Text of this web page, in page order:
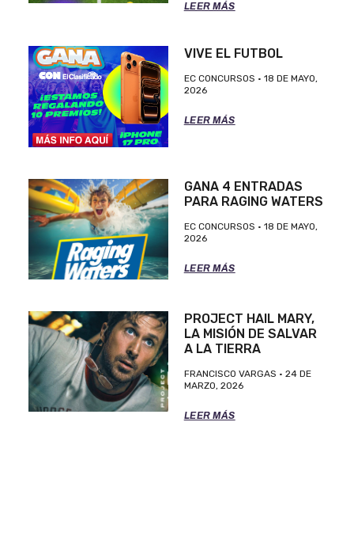
LEER MÁS
VIVE EL FUTBOL
EC CONCURSOS
18 DE MAYO,
2026
LEER MÁS
GANA 4 ENTRADAS
PARA RAGING WATERS
EC CONCURSOS
18 DE MAYO,
2026
LEER MÁS
PROJECT HAIL MARY,
LA MISIÓN DE SALVAR
A LA TIERRA
FRANCISCO VARGAS
24 DE
MARZO, 2026
LEER MÁS